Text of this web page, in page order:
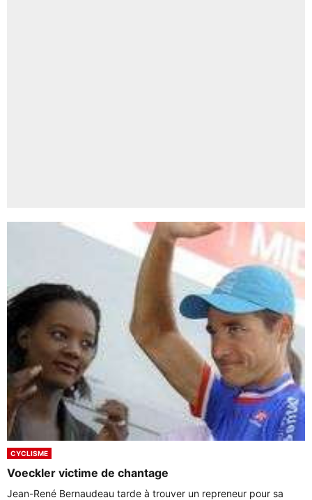
CYCLISME
Voeckler victime de chantage
Jean-René Bernaudeau tarde à trouver un repreneur pour sa